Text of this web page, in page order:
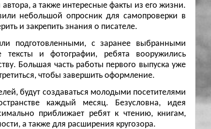
а также интересные факты из его жизни.
небольшой опросник для самопроверки в
и закрепить знания о писателе.
подготовленными, с заранее выбранными
тексты и фотографии, ребята вооружились
Большая часть работы первого выпуска уже
чтобы завершить оформление.
будут создаваться молодыми посетителями
каждый месяц. Безусловна, идея
приближает ребят к чтению, книгам,
а также для расширения кругозора.